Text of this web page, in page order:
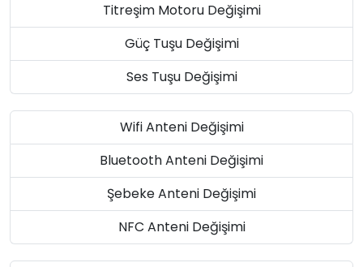
Titreşim Motoru Değişimi
Güç Tuşu Değişimi
Ses Tuşu Değişimi
Wifi Anteni Değişimi
Bluetooth Anteni Değişimi
Şebeke Anteni Değişimi
NFC Anteni Değişimi